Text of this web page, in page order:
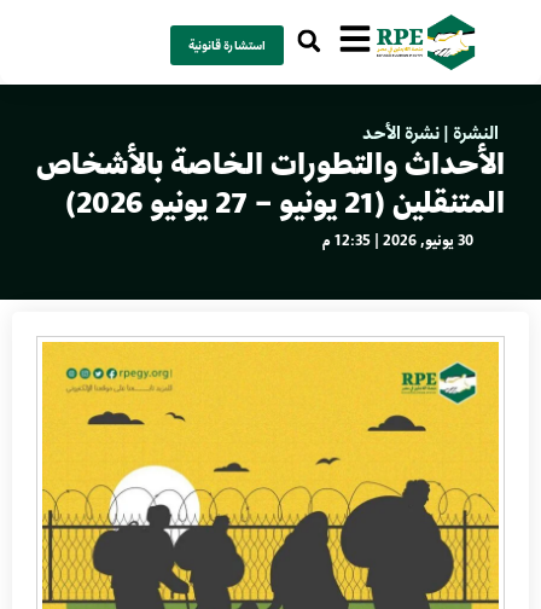
استشارة قانونية
النشرة|نشرة الأحد
الأحداث والتطورات الخاصة بالأشخاص
المتنقلين (21 يونيو – 27 يونيو 2026)
30 يونيو, 2026 | 12:35 م